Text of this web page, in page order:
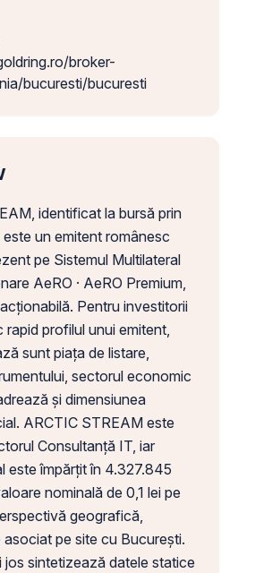
broker-
bucuresti/bucuresti
identificat la bursă prin
un emitent românesc
pe Sistemul Multilateral
AeRO · AeRO Premium,
Pentru investitorii
rapid profilul unui emitent,
sunt piața de listare,
sectorul economic
și dimensiunea
ARCTIC STREAM este
Consultanță IT, iar
este împărțit în 4.327.845
nominală de 0,1 lei pe
geografică,
asociat pe site cu București.
jos sintetizează datele statice